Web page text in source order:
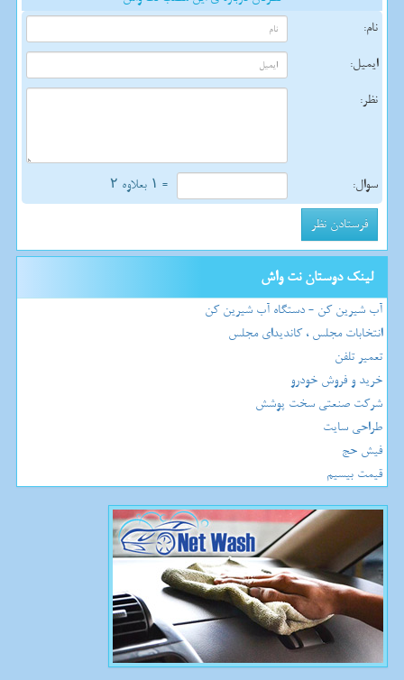
نام:
ایمیل:
نظر:
سوال: = ۱ بعلاوه ۲
لینک دوستان نت واش
آب شیرین کن - دستگاه آب شیرین کن
انتخابات مجلس ، کاندیدای مجلس
تعمیر تلفن
خرید و فروش خودرو
شرکت صنعتی سخت پوشش
طراحی سایت
فیش حج
قیمت بیسیم